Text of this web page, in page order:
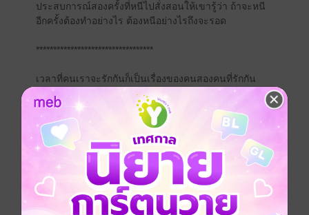
ประสบการณ์สองครั้งที่หนีไปสั่งสอนให้เขารู้ว่า ถ้าจะหนี
อีกครั้งต้องทำอย่างไร ต้องหนีอย่างไรถึงจะรอด
**********************************
เวลาที่คนเราจะรักกันก็เป็นเรื่องของคนสองคนที่รักกัน
แต่เมื่อรักกันไปแล้ว ไม่เคยเลยสักครั้งที่จะเป็นเรื่องของเรา
สองคน
********************************************
แนะนำตัวละคร
วรินทร บุญเกื้อ หรือ บี อายุ 28 ปี